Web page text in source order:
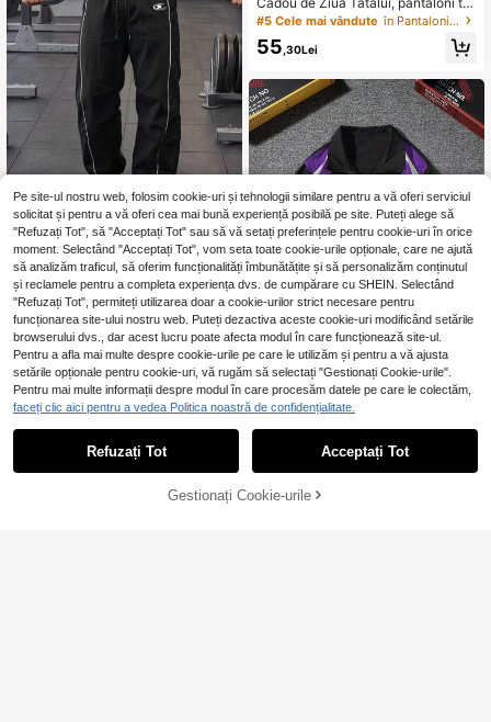
Pantaloni lungi de bărbați pentru to
amnă, pentru sport în aer liber și uz
zilnic, casual, minimaliști, la modă,
pentru navetă
47,99Lei
cotate pentru bărbați, culoare uni, s
u sport și purtare casual, la modă și
#5 Cele mai vândute în Pantaloni sport pentru bărbați
55 ,30Lei
EU Warehouse Manfinity Campus Co
rmoar frontal, casual, lejeră
91,07Lei -1%
Cumpără acum
Pe site-ul nostru web, folosim cookie-uri și tehnologii similare pentru a vă oferi serviciul
solicitat și pentru a vă oferi cea mai bună experiență posibilă pe site. Puteți alege să
"Refuzați Tot", să "Acceptați Tot" sau să vă setați preferințele pentru cookie-uri în orice
moment. Selectând "Acceptați Tot", vom seta toate cookie-urile opționale, care ne ajută
să analizăm traficul, să oferim funcționalități îmbunătățite și să personalizăm conținutul
și reclamele pentru a completa experiența dvs. de cumpărare cu SHEIN. Selectând
"Refuzați Tot", permiteți utilizarea doar a cookie-urilor strict necesare pentru
funcționarea site-ului nostru web. Puteți dezactiva aceste cookie-uri modificând setările
browserului dvs., dar acest lucru poate afecta modul în care funcționează site-ul.
Pentru a afla mai multe despre cookie-urile pe care le utilizăm și pentru a vă ajusta
setările opționale pentru cookie-uri, vă rugăm să selectați "Gestionați Cookie-urile".
Pentru mai multe informații despre modul în care procesăm datele pe care le colectăm,
faceți clic aici pentru a vedea Politica noastră de confidențialitate.
Refuzați Tot Acceptați Tot
Gestionați Cookie-urile